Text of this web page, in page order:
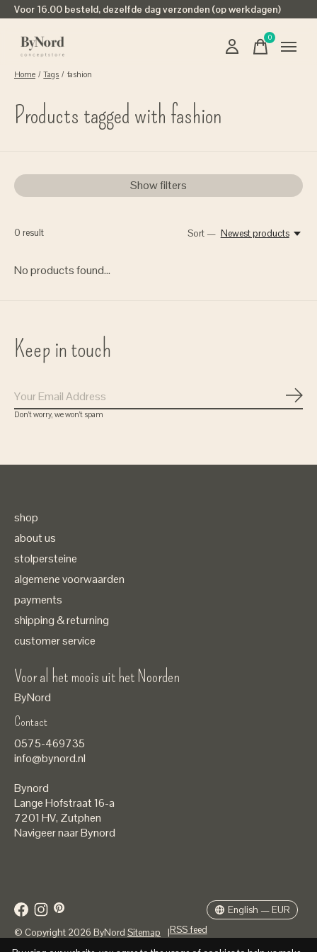
Voor 16.00 besteld, dezelfde dag verzonden (op werkdagen)
0items
Home / Tags / fashion
Products tagged with fashion
Show filters
0 result Sort — Newest products
No products found...
Keep in touch
Don’t worry, we won’t spam
shop
about us
stolpersteine
algemene voorwaarden
payments
shipping & returning
customer service
Voor al het moois uit het Noorden
ByNord
Contact
0575-469735
info@bynord.nl
Bynord
Lange Hofstraat 16-a
7201 HV, Zutphen
Navigeer naar Bynord
© Copyright 2026 ByNord Sitemap |RSS feed
English — EUR
( in Nederland)